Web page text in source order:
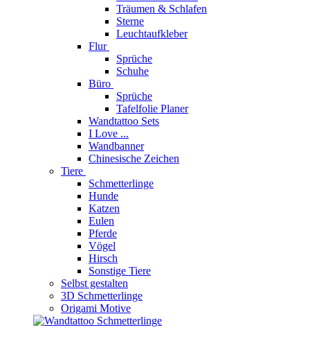
Träumen & Schlafen
Sterne
Leuchtaufkleber
Flur
Sprüche
Schuhe
Büro
Sprüche
Tafelfolie Planer
Wandtattoo Sets
I Love ...
Wandbanner
Chinesische Zeichen
Tiere
Schmetterlinge
Hunde
Katzen
Eulen
Pferde
Vögel
Hirsch
Sonstige Tiere
Selbst gestalten
3D Schmetterlinge
Origami Motive